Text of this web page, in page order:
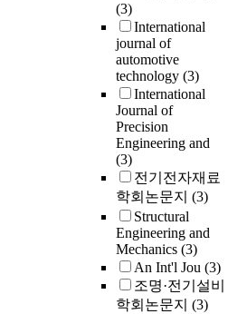
(3)
International
journal of
automotive
technology (3)
International
Journal of
Precision
Engineering and
(3)
전기전자재료
학회논문지 (3)
Structural
Engineering and
Mechanics (3)
An Int'l Jou (3)
조명·전기설비
학회논문지 (3)